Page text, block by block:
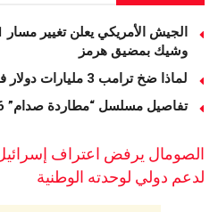
وشيك بمضيق هرمز
لماذا ضخ ترامب 3 مليارات دولار في التعدين وما علاقة الصين؟
تفاصيل مسلسل “مطاردة صدام” 2026 على شبكة TNT “فيديو”
الصومال يرفض اعتراف
لدعم دولي لوحدته الوطنية